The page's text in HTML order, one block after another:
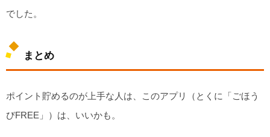
でした。
まとめ
ポイント貯めるのが上手な人は、このアプリ（とくに「ごほう
びFREE」）は、いいかも。